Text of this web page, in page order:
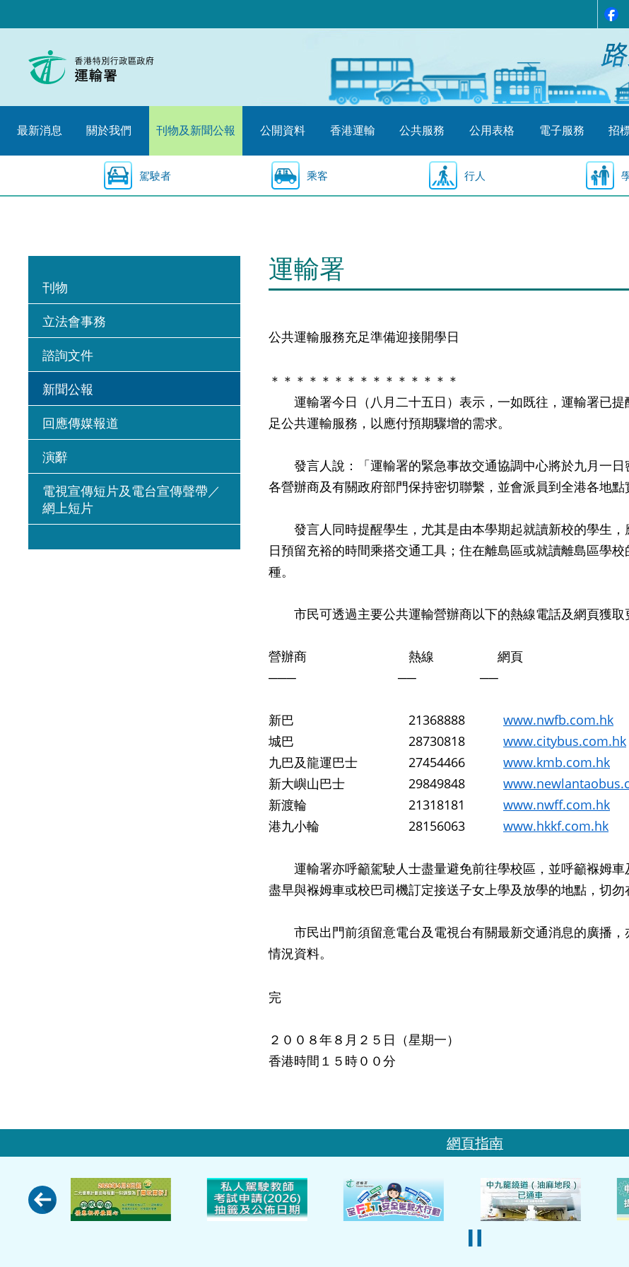
至
始
最新消息 關於我們 刊物及新聞公報 公開資料 香港運輸 公共服務 公用表格 電子服務 招
駕駛者 乘客 行人
刊物
立法會事務
諮詢文件
新聞公報
回應傳媒報道
演辭
電視宣傳短片及電台宣傳聲帶／
網上短片
運輸署
公共運輸服務充足準備迎接開學日
＊＊＊＊＊＊＊＊＊＊＊＊＊＊＊
運輸署今日（八月二十五日）表示，一如既往，運輸署已提
足公共運輸服務，以應付預期驟增的需求。
發言人說：「運輸署的緊急事故交通協調中心將於九月一日
各營辦商及有關政府部門保持密切聯繫，並會派員到全港各地
發言人同時提醒學生，尤其是由本學期起就讀新校的學生，
日預留充裕的時間乘搭交通工具；住在離島區或就讀離島區學
種。
市民可透過主要公共運輸營辦商以下的熱線電話及網頁獲取
營辦商 熱線 網頁
─── ── ──
新巴 21368888 www.nwfb.com.hk
城巴 28730818 www.citybus.com.hk
九巴及龍運巴士 27454466 www.kmb.com.hk
新大嶼山巴士 29849848
新渡輪 21318181 www.nwff.com.hk
港九小輪 28156063 www.hkkf.com.hk
運輸署亦呼籲駕駛人士盡量避免前往學校區，並呼籲褓姆車
盡早與褓姆車或校巴司機訂定接送子女上學及放學的地點，切勿
市民出門前須留意電台及電視台有關最新交通消息的廣播
情況資料。
完
２００８年８月２５日（星期一）
香港時間１５時００分
網頁指南